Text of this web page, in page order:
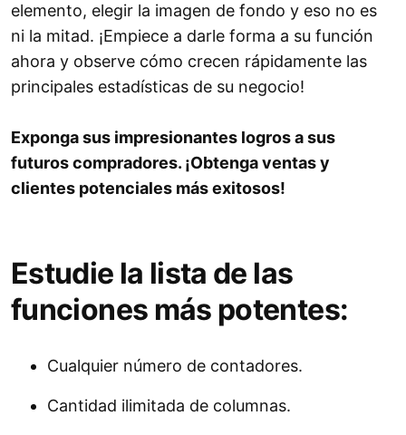
elemento, elegir la imagen de fondo y eso no es
ni la mitad. ¡Empiece a darle forma a su función
ahora y observe cómo crecen rápidamente las
principales estadísticas de su negocio!
Exponga sus impresionantes logros a sus
futuros compradores. ¡Obtenga ventas y
clientes potenciales más exitosos!
Estudie la lista de las
funciones más potentes:
Cualquier número de contadores.
Cantidad ilimitada de columnas.